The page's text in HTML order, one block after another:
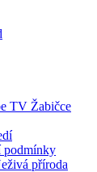
TV Žabičce
podmínky
příroda